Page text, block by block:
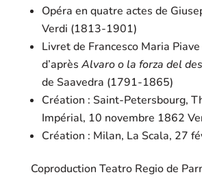
Opéra en quatre actes de
Verdi (1813-1901)
Livret de Francesco Maria
d’après Alvaro o la forza del
de Saavedra (1791-1865)
Création : Saint-Petersbourg,
Impérial, 10 novembre 1862
Création : Milan, La Scala, 27
Coproduction Teatro Regio de